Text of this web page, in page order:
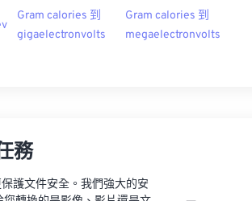
Gram calories 到
gigaelectronvolts
Gram calories 到
megaelectronvolts
務
護文件安全。我們強大的安